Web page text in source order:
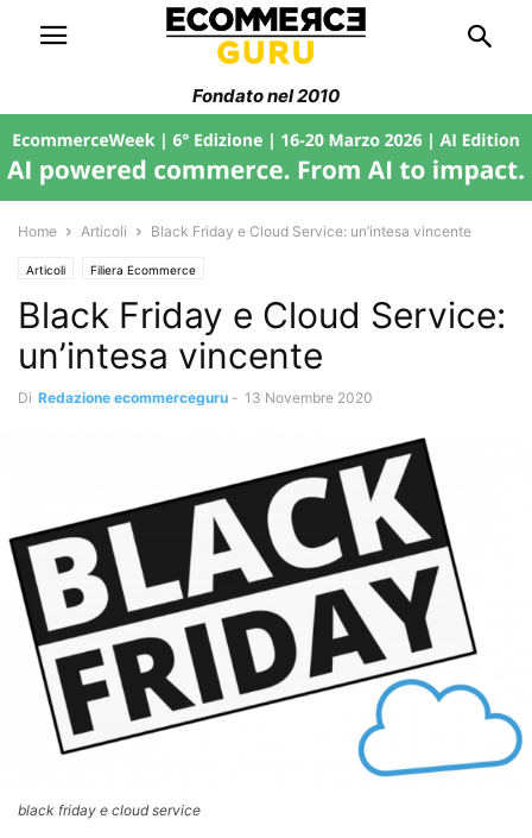
Fondato nel 2010
Home Articoli Black Friday e Cloud Service: un’intesa vincente
Articoli Filiera Ecommerce
Black Friday e Cloud Service:
un’intesa vincente
Di Redazione ecommerceguru - 13 Novembre 2020
black friday e cloud service